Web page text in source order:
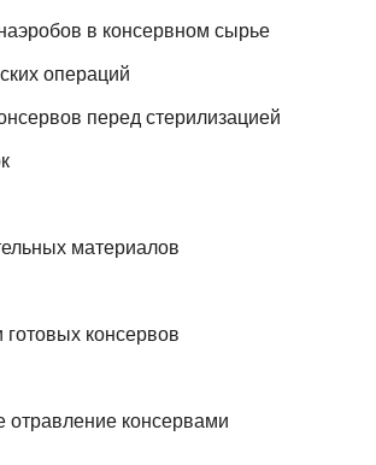
в консервном сырье
операций
перед стерилизацией
материалов
консервов
консервами